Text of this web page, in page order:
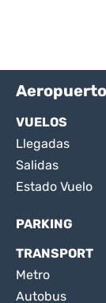
VUELOS
Llegadas
Salidas
Estado Vuelo
PARKING
TRANSPORT
Metro
Autobus